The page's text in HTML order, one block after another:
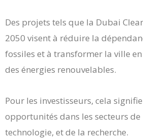
Des projets tels que la Dubai
2050 visent à réduire la
fossiles et à transformer la ville
des énergies renouvelables.
Pour les investisseurs, cela
opportunités dans les secteurs de
technologie, et de la recherche.